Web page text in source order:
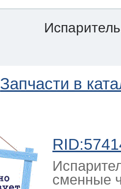
Запчасти в
сменные